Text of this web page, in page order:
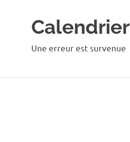
Calendrier
Une erreur est survenue